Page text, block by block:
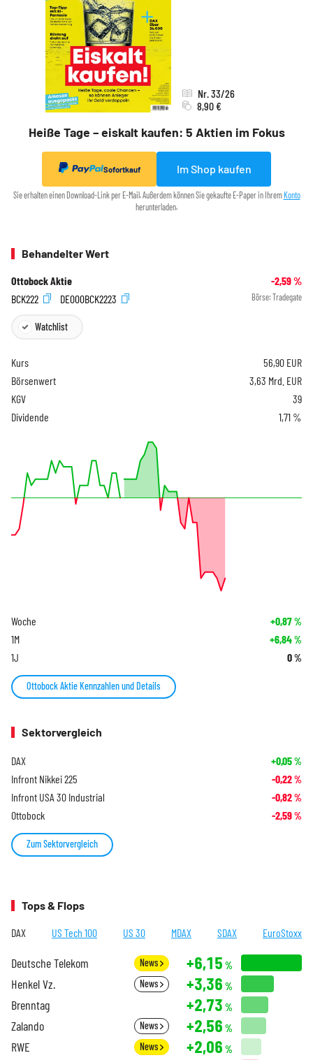
Heiße Tage – eiskalt kaufen: 5 Aktien im Fokus
Nr. 33/26
8,90 €
Sofortkauf Im Shop kaufen
Sie erhalten einen Download-Link per E-Mail. Außerdem können Sie gekaufte E-Paper in Ihrem Konto
herunterladen.
Behandelter Wert
Ottobock Aktie -2,59%
BCK222
DE000BCK2223 Börse: Tradegate
Watchlist
Kurs 56,90 EUR
Börsenwert
3,63 Mrd. EUR
KGV
39
Dividende
1,71 %
Woche +0,87%
1M +6,84%
1J 0%
Ottobock Aktie Kennzahlen und Details
Sektorvergleich
DAX +0,05%
Infront Nikkei 225 -0,22%
Infront USA 30 Industrial -0,82%
Ottobock -2,59%
Zum Sektorvergleich
Tops & Flops
DAX US Tech 100 US 30 MDAX SDAX EuroStoxx
Deutsche Telekom News +6,15 %
Henkel Vz. News +3,36 %
Brenntag +2,73 %
Zalando News +2,56 %
RWE News +2,06 %